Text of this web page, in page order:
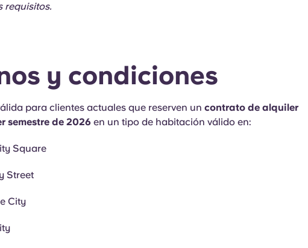
requisitos.
y condiciones
para clientes actuales que reserven un contrato de alquiler
semestre de 2026 en un tipo de habitación válido en:
Square
Street
City